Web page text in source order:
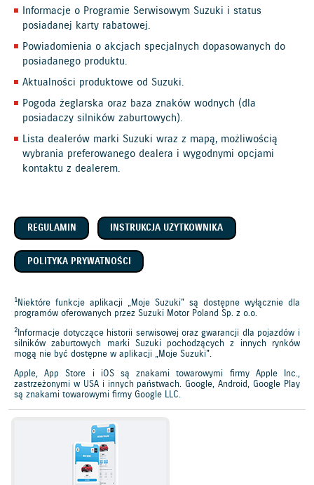
Informacje o Programie Serwisowym Suzuki i status
posiadanej karty rabatowej.
Powiadomienia o akcjach specjalnych dopasowanych do
posiadanego produktu.
Aktualności produktowe od Suzuki.
Pogoda żeglarska oraz baza znaków wodnych (dla
posiadaczy silników zaburtowych).
Lista dealerów marki Suzuki wraz z mapą, możliwością
wybrania preferowanego dealera i wygodnymi opcjami
kontaktu z dealerem.
REGULAMIN INSTRUKCJA UŻYTKOWNIKA
POLITYKA PRYWATNOŚCI
1Niektóre funkcje aplikacji „Moje Suzuki" są dostępne wyłącznie dla
programów oferowanych przez Suzuki Motor Poland Sp. z o.o.
2Informacje dotyczące historii serwisowej oraz gwarancji dla pojazdów i
silników zaburtowych marki Suzuki pochodzących z innych rynków
mogą nie być dostępne w aplikacji „Moje Suzuki".
Apple, App Store i iOS są znakami towarowymi firmy Apple Inc.,
zastrzeżonymi w USA i innych państwach. Google, Android, Google Play
są znakami towarowymi firmy Google LLC.